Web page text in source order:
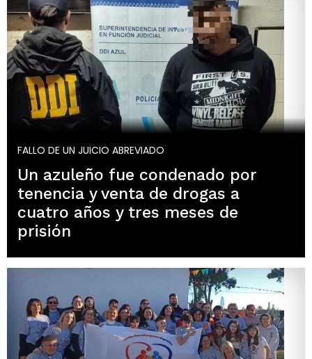
FALLO DE UN JUICIO ABREVIADO
Un azuleño fue condenado por
tenencia y venta de drogas a
cuatro años y tres meses de
prisión